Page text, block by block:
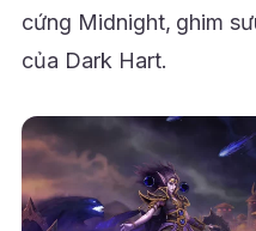
cứng Midnight, ghim
của Dark Hart.